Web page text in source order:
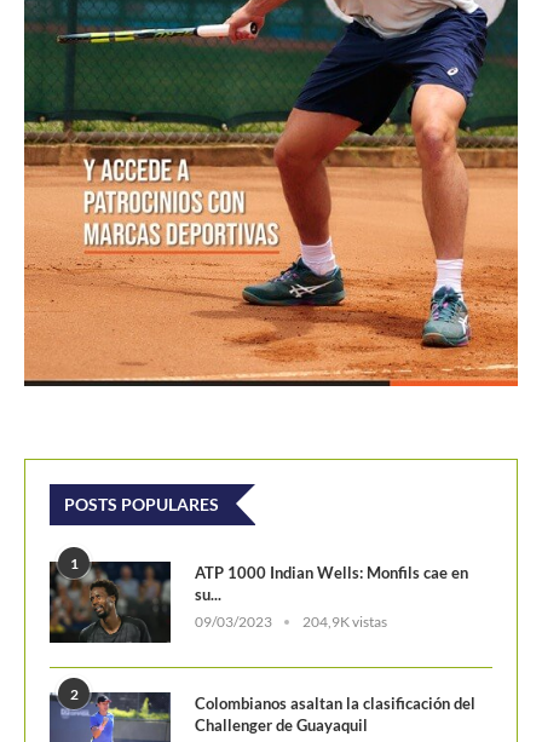
POSTS POPULARES
1
ATP 1000 Indian Wells: Monfils cae en
su...
09/03/2023 204,9K vistas
2
Colombianos asaltan la clasificación del
Challenger de Guayaquil